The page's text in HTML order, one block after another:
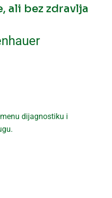
ali bez zdravlja
dijagnostiku i